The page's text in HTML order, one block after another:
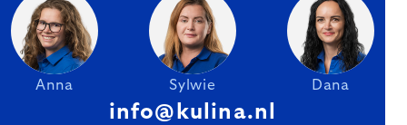
Anna Sylwie Dana
info@kulina.nl